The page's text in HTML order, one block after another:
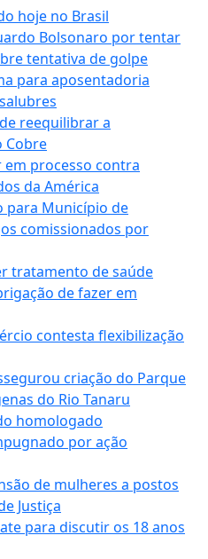
hoje no Brasil
Bolsonaro por tentar
tentativa de golpe
para aposentadoria
reequilibrar a
Cobre
processo contra
da América
para Município de
comissionados por
tratamento de saúde
de fazer em
contesta flexibilização
criação do Parque
do Rio Tanaru
homologado
por ação
de mulheres a postos
Justiça
para discutir os 18 anos